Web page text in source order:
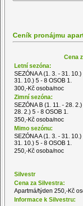
Ceník pronájmu
Cena
Letní sezóna:
SEZÓNA A (1. 3. - 31.
31. 10.) 5 - 8 OSOB 1.
300,-Kč osoba/noc
Zimní sezóna:
SEZÓNA B (1. 11. - 28.
28. 2.) 5 - 8 OSOB 1.
350,-Kč osoba/noc
Mimo sezónu:
SEZÓNA A (1. 3. - 31.
31. 10.) 5 - 8 OSOB 1.
250,-Kč osoba/noc
Silvestr
Cena za Silvestra:
Apartmá/týden 250,-Kč
Informace k Silvestru: